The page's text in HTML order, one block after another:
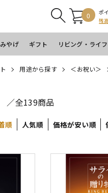
0
ポ
残
やげ ギフト リビング・ライ
用途から探す ＜お祝い＞
／全139商品
順 人気順 価格が安い順